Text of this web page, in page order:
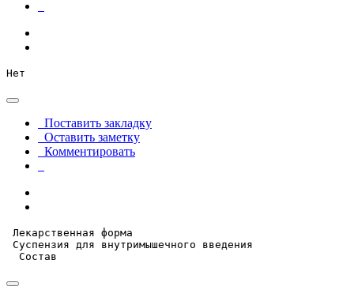
Нет
Поставить закладку
Оставить заметку
Комментировать
Лекарственная форма
Суспензия для внутримышечного введения
  Состав